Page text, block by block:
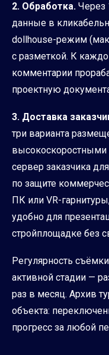
2. Обработка. Через
данные в
dollhouse-режим
с разметкой. К
комментарии
проектную
3. Доставка
три варианта
высокоскоростными
сервер заказчика
по защите
ПК или VR-
удобно для
стройплощадке без
Регулярность
активной стадии —
раз в месяц. Архив
объекта:
прогресс за любой